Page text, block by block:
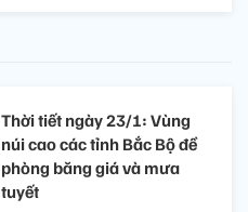
Thời tiết ngày 23/1: Vùng
núi cao các tỉnh Bắc Bộ đề
phòng băng giá và mưa
tuyết